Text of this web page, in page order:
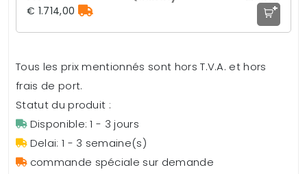
€ 1.714,00 +
Tous les prix mentionnés sont hors T.V.A. et hors
frais de port.
Statut du produit :
Disponible: 1 - 3 jours
Delai: 1 - 3 semaine(s)
commande spéciale sur demande